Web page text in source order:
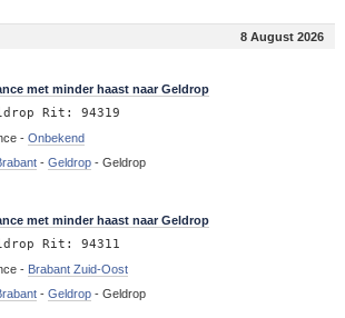
8 August 2026
met minder haast naar Geldrop
Rit: 94319
- Onbekend
- Geldrop- Geldrop
met minder haast naar Geldrop
Rit: 94311
- Brabant Zuid-Oost
- Geldrop- Geldrop